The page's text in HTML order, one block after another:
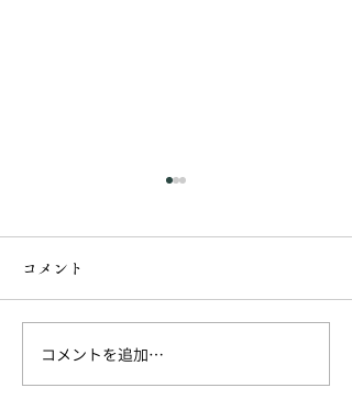
頼山陽と交流のあった文
コメント
コメントを追加…